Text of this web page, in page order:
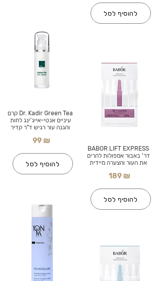
Dr. Kadir Green Tea קרם
עיניים אנטי-אייג'ינג לחות
והגנה עור רגיש ד"ר קדיר
99 ₪
להוסיף לסל
להוסיף לסל
BABOR LIFT EXPRESS
דר' באבור אמפולות להרים
את העור והצערה מיידית
189 ₪
להוסיף לסל